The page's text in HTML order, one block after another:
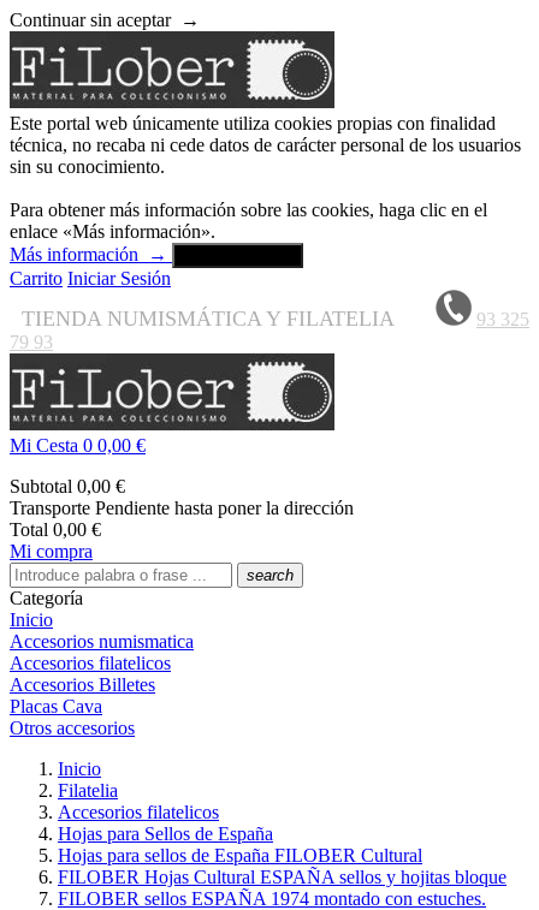
Continuar sin aceptar →
Este portal web únicamente utiliza cookies propias con finalidad
técnica, no recaba ni cede datos de carácter personal de los usuarios
sin su conocimiento.
Para obtener más información sobre las cookies, haga clic en el
enlace «Más información».
Más información
→
Carrito Iniciar Sesión
TIENDA NUMISMÁTICA Y FILATELIA
93 325
79 93
Mi Cesta 0 0,00 €
Subtotal 0,00 €
Transporte Pendiente hasta poner la dirección
Total 0,00 €
Mi compra
search
Categoría
Inicio
Accesorios numismatica
Accesorios filatelicos
Accesorios Billetes
Placas Cava
Otros accesorios
Inicio
Filatelia
Accesorios filatelicos
Hojas para Sellos de España
Hojas para sellos de España FILOBER Cultural
FILOBER Hojas Cultural ESPAÑA sellos y hojitas bloque
FILOBER sellos ESPAÑA 1974 montado con estuches.